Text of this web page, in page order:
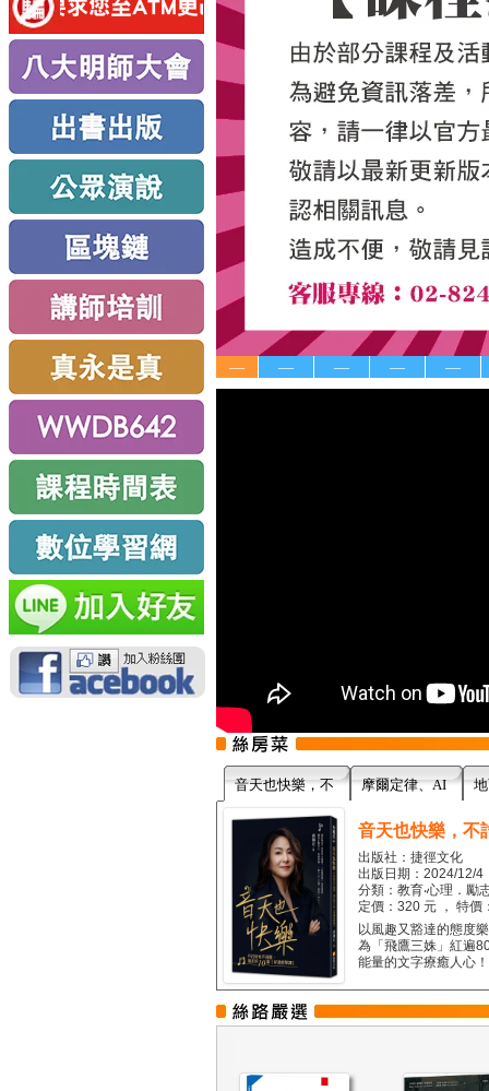
路
— — — — —
音天也快樂，不 摩爾定律、AI
音天也快樂，不
出版社：捷徑文化
出版日期：2024/12/4
分類：教育‧心理．勵
定價：320 元 ， 特價
以風趣又豁達的態度
為「飛鷹三姝」紅遍
能量的文字療癒人心